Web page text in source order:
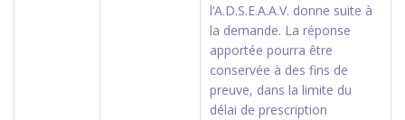
l’A.D.S.E.A.A.V. donne suite à
la demande. La réponse
apportée pourra être
conservée à des fins de
preuve, dans la limite du
délai de prescription